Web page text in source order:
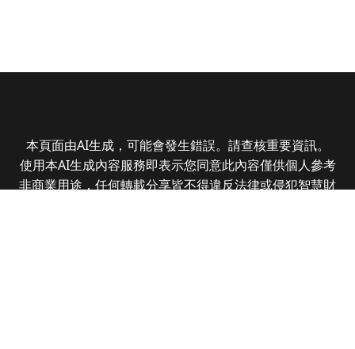
本頁面由AI生成，可能會發生錯誤。請查核重要資訊。
使用本AI生成內容服務即表示您同意此內容僅供個人參考
非商業用途，任何轉載分享皆不得違反法律或侵犯智慧財